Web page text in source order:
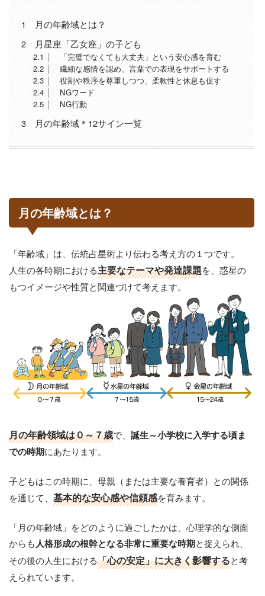
1
月の年齢域とは？
2
月星座「乙女座」の子ども
2.1
「完璧でなくても大丈夫」という安心感を育む
2.2
繊細な感情を認め、言葉での表現をサポートする
2.3
役割や秩序を尊重しつつ、柔軟性と休息も促す
2.4
NGワード
2.5
NG行動
3 月の年齢域＊12サイン一覧
月の年齢域とは？
「年齢域」は、伝統占星術より伝わる考え方の１つです。
人生の各時期における主要なテーマや発達課題を、惑星の
もつイメージや性質と関連づけて考えます。
月の年齢領域は０～７歳で、 誕生～小学校に入学する頃ま
での時期にあたります。
子どもはこの時期に、母親（または主要な養育者）との関係
を通じて、 基本的な安心感や信頼感を育みます。
「月の年齢域」をどのように過ごしたかは、心理学的な側面
からも人格形成の根幹となる非常に重要な時期と捉えられ、
その後の人生における「心の安定」に大きく影響すると考
えられています。